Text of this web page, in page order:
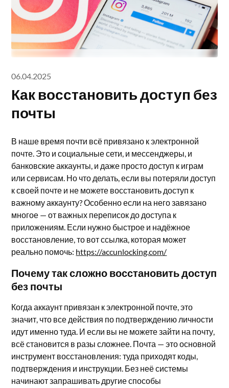
06.04.2025
Как восстановить доступ без
почты
В наше время почти всё привязано к электронной
почте. Это и социальные сети, и мессенджеры, и
банковские аккаунты, и даже просто доступ к играм
или сервисам. Но что делать, если вы потеряли доступ
к своей почте и не можете восстановить доступ к
важному аккаунту? Особенно если на него завязано
многое — от важных переписок до доступа к
приложениям. Если нужно быстрое и надёжное
восстановление, то вот ссылка, которая может
реально помочь: https://accunlocking.com/
Почему так сложно восстановить доступ
без почты
Когда аккаунт привязан к электронной почте, это
значит, что все действия по подтверждению личности
идут именно туда. И если вы не можете зайти на почту,
всё становится в разы сложнее. Почта — это основной
инструмент восстановления: туда приходят коды,
подтверждения и инструкции. Без неё системы
начинают запрашивать другие способы